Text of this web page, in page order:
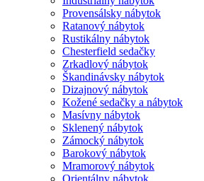
Provensálsky nábytok
Ratanový nábytok
Rustikálny nábytok
Chesterfield sedačky
Zrkadlový nábytok
Škandinávsky nábytok
Dizajnový nábytok
Kožené sedačky a nábytok
Masívny nábytok
Sklenený nábytok
Zámocký nábytok
Barokový nábytok
Mramorový nábytok
Orientálny nábytok